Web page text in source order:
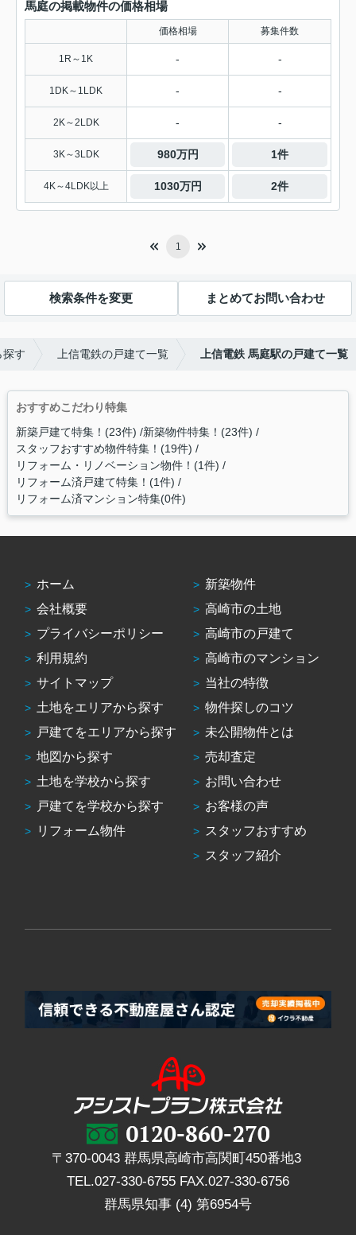
馬庭の掲載物件の価格相場
価格相場 募集件数
1R～1K - -
1DK～1LDK - -
2K～2LDK - -
3K～3LDK 980万円 1件
4K～4LDK以上 1030万円 2件
1
検索条件を変更 まとめてお問い合わせ
探す 上信電鉄の戸建て一覧 上信電鉄 馬庭駅の戸建て一覧
おすすめこだわり特集
新築戸建て特集！(23件) 新築物件特集！(23件)
スタッフおすすめ物件特集！(19件)
リフォーム・リノベーション物件！(1件)
リフォーム済戸建て特集！(1件)
リフォーム済マンション特集(0件)
ホーム
会社概要
プライバシーポリシー
利用規約
サイトマップ
土地をエリアから探す
戸建てをエリアから探す
地図から探す
土地を学校から探す
戸建てを学校から探す
リフォーム物件
新築物件
高崎市の土地
高崎市の戸建て
高崎市のマンション
当社の特徴
物件探しのコツ
未公開物件とは
売却査定
お問い合わせ
お客様の声
スタッフおすすめ
スタッフ紹介
〒370-0043 群馬県高崎市高関町450番地3
TEL.027-330-6755 FAX.027-330-6756
群馬県知事 (4) 第6954号